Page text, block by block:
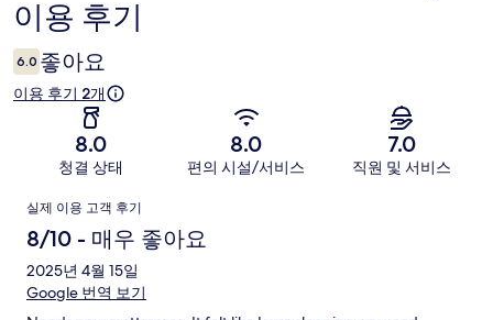
용
후
기
이용 후기
6.0 좋아요
이용 후기 2개
8.0
청결 상태
8.0
편의 시설/서비스
7.0
직원 및 서비스
이
용
후
기
실제 이용 고객 후기
8/10 - 매우 좋아요
2025년 4월 15일
Google 번역 보기